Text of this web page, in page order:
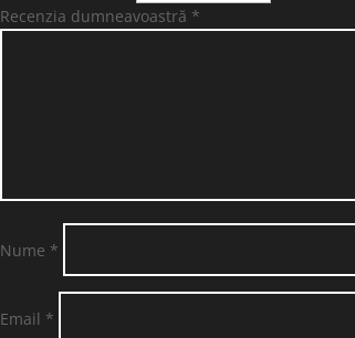
Recenzia dumneavoastră *
Nume *
Email *